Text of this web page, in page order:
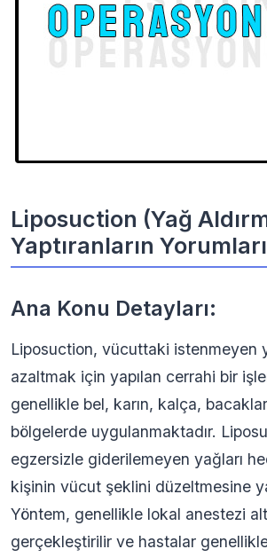
Liposuction (Yağ
Yaptıranların Yorumları
Ana Konu Detayları:
Liposuction, vücuttaki istenmeyen
azaltmak için yapılan cerrahi bir
genellikle bel, karın, kalça,
bölgelerde uygulanmaktadır.
egzersizle giderilemeyen yağları
kişinin vücut şeklini düzeltmesine
Yöntem, genellikle lokal anestezi
gerçekleştirilir ve hastalar